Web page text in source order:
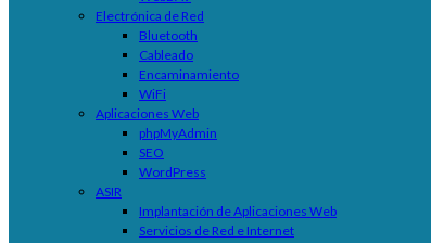
Electrónica de Red
Bluetooth
Cableado
Encaminamiento
WiFi
Aplicaciones Web
phpMyAdmin
SEO
WordPress
ASIR
Implantación de Aplicaciones Web
Servicios de Red e Internet